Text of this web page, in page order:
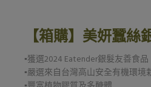
【箱購】美妍蠶
▪️獲選2024 Eatender銀髮友善食品
▪️嚴選來自台灣高山安全有機環境